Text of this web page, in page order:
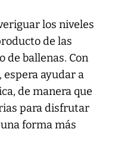
los niveles
de las
de ballenas. Con
espera ayudar a
de manera que
para disfrutar
forma más